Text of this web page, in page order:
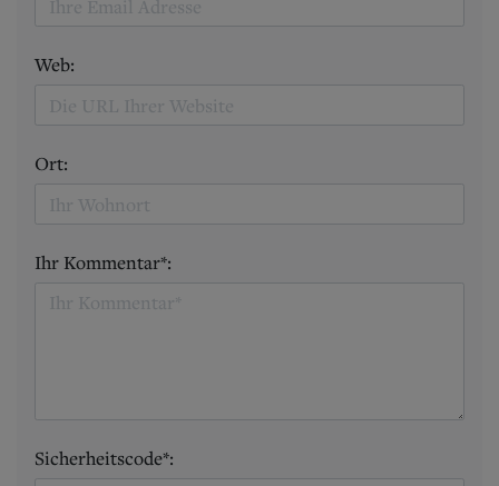
Web:
Ort:
Ihr Kommentar*:
Sicherheitscode*: